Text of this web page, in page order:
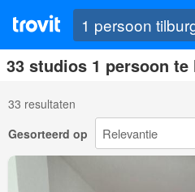
33 studios 1 persoon
33 resultaten
Gesorteerd op